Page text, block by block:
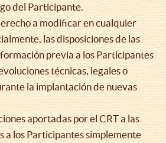
del Participante.
a modificar en cualquier
las disposiciones de las
previa a los Participantes
técnicas, legales o
la implantación de nuevas
aportadas por el CRT a las
a los Participantes simplemente